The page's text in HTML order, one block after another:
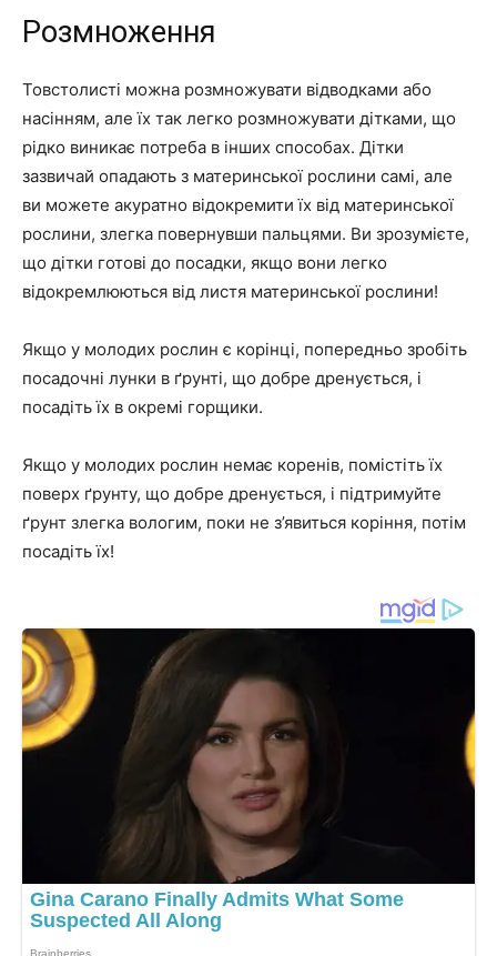
Розмноження
Товстолисті можна розмножувати відводками або
насінням, але їх так легко розмножувати дітками, що
рідко виникає потреба в інших способах. Дітки
зазвичай опадають з материнської рослини самі, але
ви можете акуратно відокремити їх від материнської
рослини, злегка повернувши пальцями. Ви зрозумієте,
що дітки готові до посадки, якщо вони легко
відокремлюються від листя материнської рослини!
Якщо у молодих рослин є корінці, попередньо зробіть
посадочні лунки в ґрунті, що добре дренується, і
посадіть їх в окремі горщики.
Якщо у молодих рослин немає коренів, помістіть їх
поверх ґрунту, що добре дренується, і підтримуйте
ґрунт злегка вологим, поки не з’явиться коріння, потім
посадіть їх!